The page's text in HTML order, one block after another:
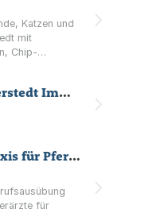
Katzen und
mit
Chip-
Tierklinik Norderstedt Immobilienverwaltungs GmbH & Co. KG
Tierärztliche Praxis für Pferde Oberalster Partnerschaftsgesellschaft Dr. Marco Schwan und Dr. Sebastian Lutz Fachtierärzte für Pferde
für